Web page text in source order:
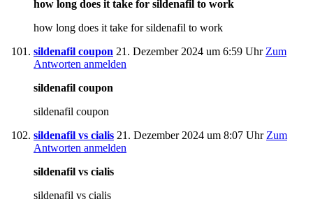
how long does it take for sildenafil to work
how long does it take for sildenafil to work
sildenafil coupon 21. Dezember 2024 um 6:59 Uhr Zum
Antworten anmelden
sildenafil coupon
sildenafil coupon
sildenafil vs cialis 21. Dezember 2024 um 8:07 Uhr Zum
Antworten anmelden
sildenafil vs cialis
sildenafil vs cialis